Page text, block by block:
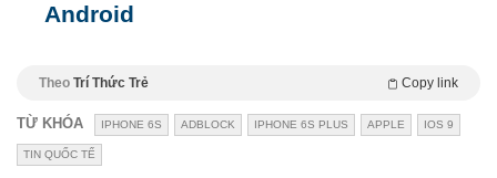
Android
Theo Trí Thức Trẻ Copy link
TỪ KHÓA IPHONE 6S ADBLOCK IPHONE 6S PLUS APPLE IOS 9
TIN QUỐC TẾ